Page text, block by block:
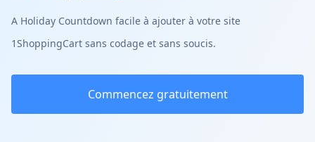
A Holiday Countdown facile à ajouter à votre site
1ShoppingCart sans codage et sans soucis.
Commencez gratuitement